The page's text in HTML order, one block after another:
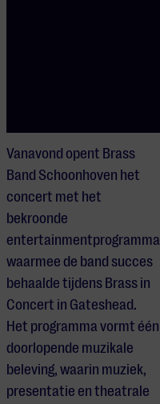
Vanavond opent Brass
Band Schoonhoven het
concert met het
bekroonde
entertainmentprogramma
waarmee de band succes
behaalde tijdens Brass in
Concert in Gateshead.
Het programma vormt één
doorlopende muzikale
beleving, waarin muziek,
presentatie en theatrale